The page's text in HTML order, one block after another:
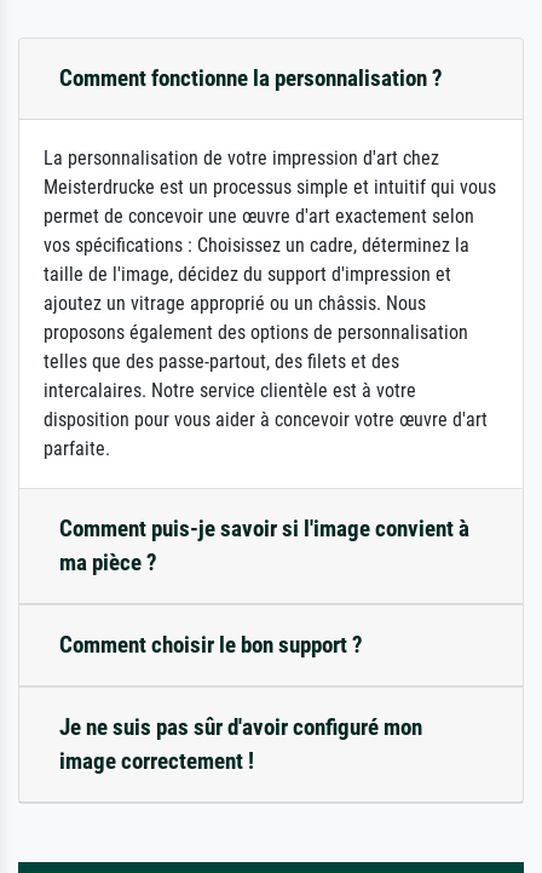
Comment fonctionne la personnalisation ?
La personnalisation de votre impression d'art chez
Meisterdrucke est un processus simple et intuitif qui vous
permet de concevoir une œuvre d'art exactement selon
vos spécifications : Choisissez un cadre, déterminez la
taille de l'image, décidez du support d'impression et
ajoutez un vitrage approprié ou un châssis. Nous
proposons également des options de personnalisation
telles que des passe-partout, des filets et des
intercalaires. Notre service clientèle est à votre
disposition pour vous aider à concevoir votre œuvre d'art
parfaite.
Comment puis-je savoir si l'image convient à
ma pièce ?
Comment choisir le bon support ?
Je ne suis pas sûr d'avoir configuré mon
image correctement !